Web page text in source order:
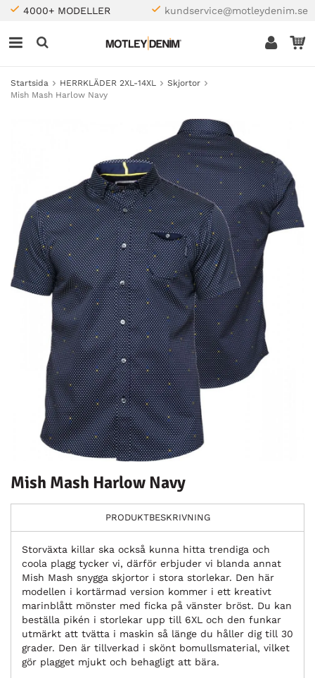
4000+ MODELLER kundservice@motleydenim.se
Startsida HERRKLÄDER 2XL-14XL
Skjortor
Mish Mash Harlow Navy
Mish Mash Harlow Navy
PRODUKTBESKRIVNING
Storväxta killar ska också kunna hitta trendiga och
coola plagg tycker vi, därför erbjuder vi blanda annat
Mish Mash snygga skjortor i stora storlekar. Den här
modellen i kortärmad version kommer i ett kreativt
marinblått mönster med ficka på vänster bröst. Du kan
beställa pikén i storlekar upp till 6XL och den funkar
utmärkt att tvätta i maskin så länge du håller dig till 30
grader. Den är tillverkad i skönt bomullsmaterial, vilket
gör plagget mjukt och behagligt att bära.